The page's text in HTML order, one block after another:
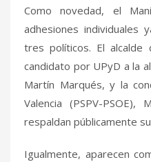
Como novedad, el
adhesiones individuales
tres políticos. El alcalde
candidato por UPyD a la
Martín Marqués, y la
Valencia (PSPV-PSOE),
respaldan públicamente
Igualmente, aparecen